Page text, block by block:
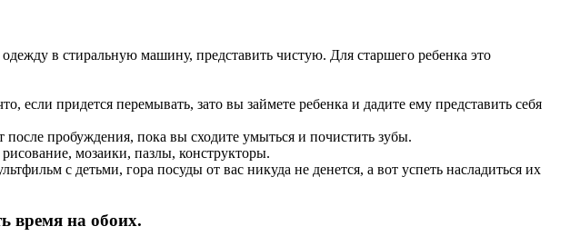
в стиральную машину, представить чистую. Для старшего ребенка это
придется перемывать, зато вы займете ребенка и дадите ему представить себя
пробуждения, пока вы сходите умыться и почистить зубы.
мозаики, пазлы, конструкторы.
с детьми, гора посуды от вас никуда не денется, а вот успеть насладиться их
время на обоих.